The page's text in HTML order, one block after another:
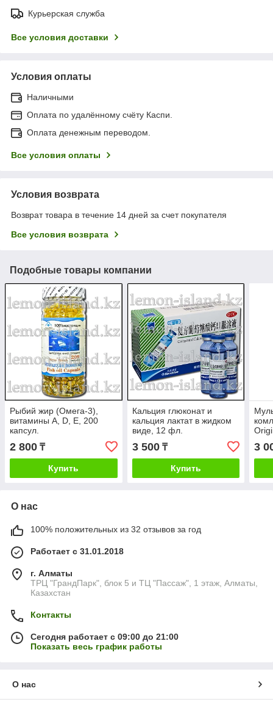
Курьерская служба
Все условия доставки
Условия оплаты
Наличными
Оплата по удалённому счёту Каспи.
Оплата денежным переводом.
Все условия оплаты
Условия возврата
Возврат товара в течение 14 дней за счет покупателя
Все условия возврата
Подобные товары компании
Рыбий жир (Омега-3),
витамины А, D, E, 200
капсул.
2 800 ₸
Купить
Кальция глюконат и
кальция лактат в жидком
виде, 12 фл.
3 500₸
Купить
3
О нас
100% положительных из 32 отзывов за год
Работает с 31.01.2018
г. Алматы
ТРЦ "ГрандПарк", блок 5 и ТЦ "Пассаж", 1 этаж, Алматы,
Казахстан
Контакты
Сегодня работает с 09:00 до 21:00
Показать весь график работы
О нас